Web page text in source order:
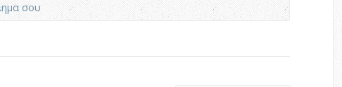
σου